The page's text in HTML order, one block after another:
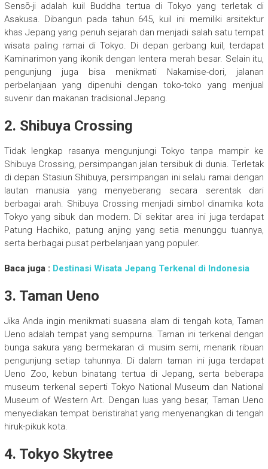
Sensō-ji adalah kuil Buddha tertua di Tokyo yang terletak di
Asakusa. Dibangun pada tahun 645, kuil ini memiliki arsitektur
khas Jepang yang penuh sejarah dan menjadi salah satu tempat
wisata paling ramai di Tokyo. Di depan gerbang kuil, terdapat
Kaminarimon yang ikonik dengan lentera merah besar. Selain itu,
pengunjung juga bisa menikmati Nakamise-dori, jalanan
perbelanjaan yang dipenuhi dengan toko-toko yang menjual
suvenir dan makanan tradisional Jepang.
2. Shibuya Crossing
Tidak lengkap rasanya mengunjungi Tokyo tanpa mampir ke
Shibuya Crossing, persimpangan jalan tersibuk di dunia. Terletak
di depan Stasiun Shibuya, persimpangan ini selalu ramai dengan
lautan manusia yang menyeberang secara serentak dari
berbagai arah. Shibuya Crossing menjadi simbol dinamika kota
Tokyo yang sibuk dan modern. Di sekitar area ini juga terdapat
Patung Hachiko, patung anjing yang setia menunggu tuannya,
serta berbagai pusat perbelanjaan yang populer.
Baca juga : Destinasi Wisata Jepang Terkenal di Indonesia
3. Taman Ueno
Jika Anda ingin menikmati suasana alam di tengah kota, Taman
Ueno adalah tempat yang sempurna. Taman ini terkenal dengan
bunga sakura yang bermekaran di musim semi, menarik ribuan
pengunjung setiap tahunnya. Di dalam taman ini juga terdapat
Ueno Zoo, kebun binatang tertua di Jepang, serta beberapa
museum terkenal seperti Tokyo National Museum dan National
Museum of Western Art. Dengan luas yang besar, Taman Ueno
menyediakan tempat beristirahat yang menyenangkan di tengah
hiruk-pikuk kota.
4. Tokyo Skytree